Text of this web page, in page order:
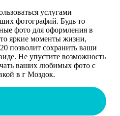
услугами
фотографий. Будь то
фото для оформления в
яркие моменты жизни,
позволит сохранить ваши
Не упустите возможность
ваших любимых фото с
в г Моздок.